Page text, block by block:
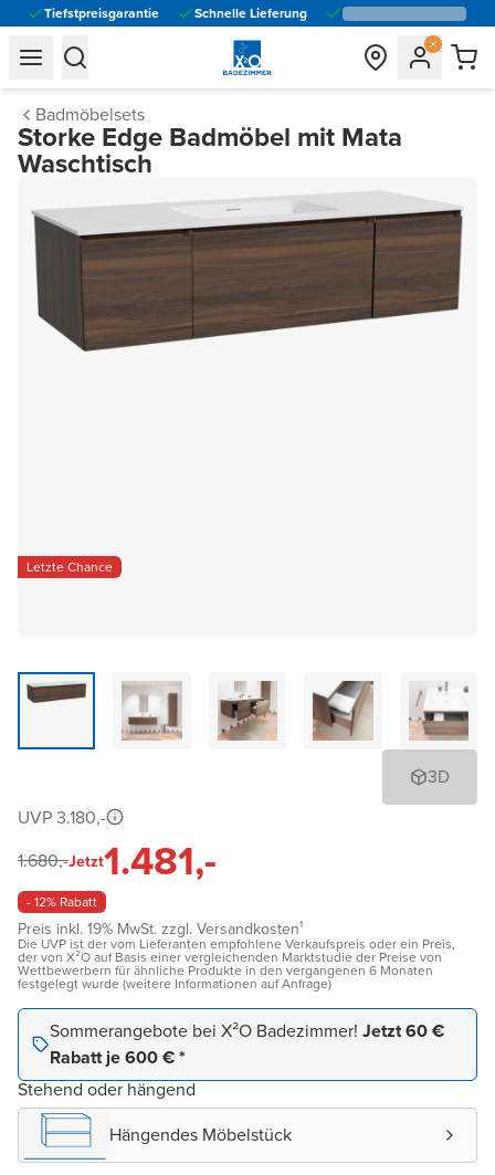
Tiefstpreisgarantie Schnelle Lieferung
general.navigation.toggle_menu.label
general.navigation.toggle_menu.label
Badmöbelsets
Storke Edge Badmöbel mit Mata
Waschtisch
Letzte Chance
3D
UVP 3.180,-
1.680,-Jetzt1.481,-
- 12% Rabatt
Preis inkl. 19% MwSt. zzgl. Versandkosten¹
Die UVP ist der vom Lieferanten empfohlene Verkaufspreis oder ein Preis,
der von X²O auf Basis einer vergleichenden Marktstudie der Preise von
Wettbewerbern für ähnliche Produkte in den vergangenen 6 Monaten
festgelegt wurde (weitere Informationen auf Anfrage)
Sommerangebote bei X²O Badezimmer! Jetzt 60 €
Rabatt je 600 € *
Stehend oder hängend
Hängendes Möbelstück